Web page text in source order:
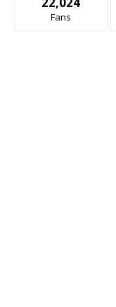
Fans